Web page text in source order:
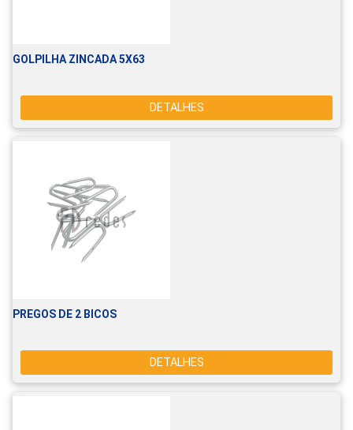
GOLPILHA ZINCADA 5X63
DETALHES
PREGOS DE 2 BICOS
DETALHES